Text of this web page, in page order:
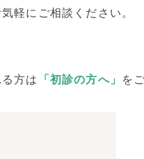
軽にご相談ください。
方は 「初診の方へ」 を